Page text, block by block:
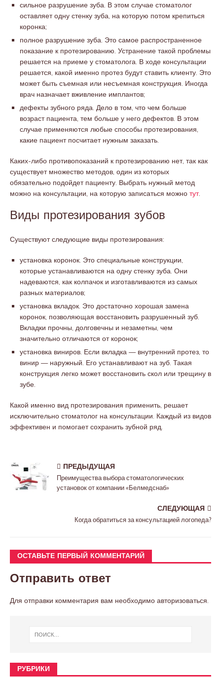
сильное разрушение зуба. В этом случае стоматолог
оставляет одну стенку зуба, на которую потом крепиться
коронка;
полное разрушение зуба. Это самое распространенное
показание к протезированию. Устранение такой проблемы
решается на приеме у стоматолога. В ходе консультации
решается, какой именно протез будут ставить клиенту. Это
может быть съемная или несъемная конструкция. Иногда
врач назначает вживление имплантов;
дефекты зубного ряда. Дело в том, что чем больше
возраст пациента, тем больше у него дефектов. В этом
случае применяются любые способы протезирования,
какие пациент посчитает нужным заказать.
Каких-либо противопоказаний к протезированию нет, так как
существует множество методов, один из которых
обязательно подойдет пациенту. Выбрать нужный метод
можно на консультации, на которую записаться можно тут.
Виды протезирования зубов
Существуют следующие виды протезирования:
установка коронок. Это специальные конструкции,
которые устанавливаются на одну стенку зуба. Они
надеваются, как колпачок и изготавливаются из самых
разных материалов;
установка вкладок. Это достаточно хорошая замена
коронок, позволяющая восстановить разрушенный зуб.
Вкладки прочны, долговечны и незаметны, чем
значительно отличаются от коронок;
установка виниров. Если вкладка — внутренний протез, то
винир — наружный. Его устанавливают на зуб. Такая
конструкция легко может восстановить скол или трещину в
зубе.
Какой именно вид протезирования применить, решает
исключительно стоматолог на консультации. Каждый из видов
эффективен и помогает сохранить зубной ряд.
ПРЕДЫДУЩАЯ
Преимущества выбора стоматологических
установок от компании «Белмедснаб»
СЛЕДУЮЩАЯ
Когда обратиться за консультацией логопеда?
ОСТАВЬТЕ ПЕРВЫЙ КОММЕНТАРИЙ
Отправить ответ
Для отправки комментария вам необходимо авторизоваться.
РУБРИКИ